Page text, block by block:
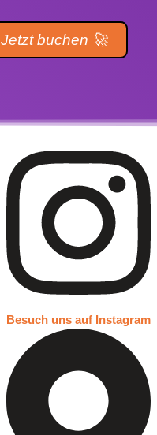
Jetzt buchen 🚀
Besuch uns auf Instagram